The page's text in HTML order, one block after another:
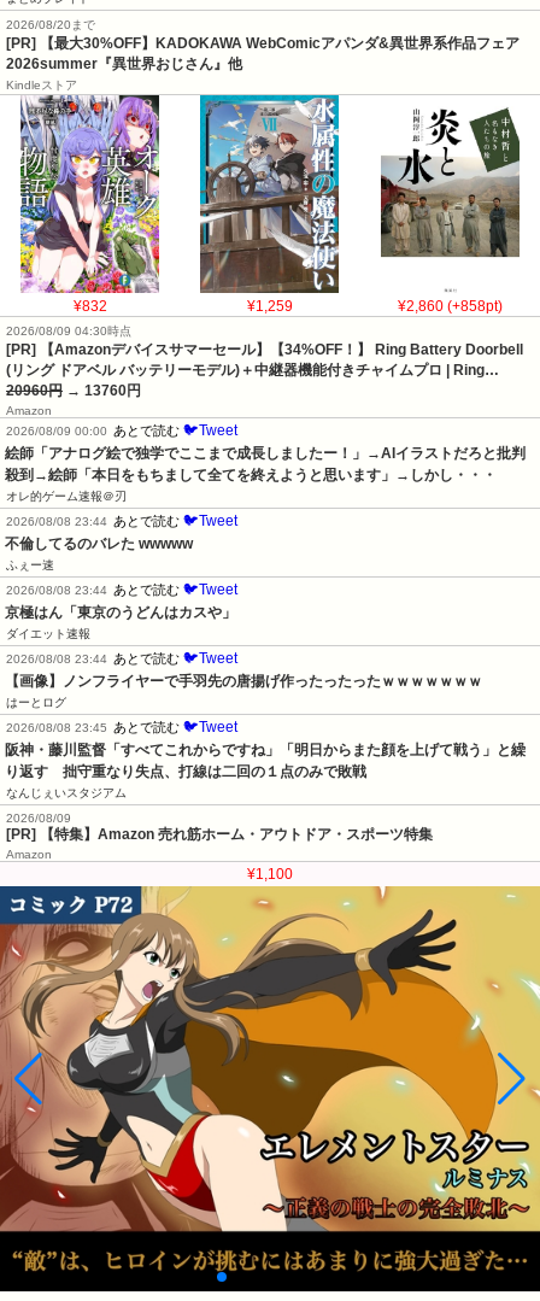
2026/08/20まで
[PR] 【最大30%OFF】KADOKAWA WebComicアパンダ&異世界系作品フェア
2026summer『異世界おじさん』他
Kindleストア
¥832 ¥1,259 ¥2,860 (+858pt)
2026/08/09 04:30時点
[PR] 【Amazonデバイスサマーセール】【34%OFF！】 Ring Battery Doorbell
(リング ドアベル バッテリーモデル)＋中継器機能付きチャイムプロ | Ring…
20960円 → 13760円
Amazon
2026/08/09 00:00
あとで読む 🐦Tweet
絵師「アナログ絵で独学でここまで成長しましたー！」→AIイラストだろと批判
殺到→絵師「本日をもちまして全てを終えようと思います」→しかし・・・
オレ的ゲーム速報＠刃
2026/08/08 23:44 あとで読む 🐦Tweet
不倫してるのバレた wwwww
ふぇー速
2026/08/08 23:44 あとで読む 🐦Tweet
京極はん「東京のうどんはカスや」
ダイエット速報
2026/08/08 23:44 あとで読む 🐦Tweet
【画像】ノンフライヤーで手羽先の唐揚げ作ったったったｗｗｗｗｗｗｗ
はーとログ
2026/08/08 23:45
あとで読む 🐦Tweet
阪神・藤川監督「すべてこれからですね」「明日からまた顔を上げて戦う」と繰
り返す　拙守重なり失点、打線は二回の１点のみで敗戦
なんじぇいスタジアム
2026/08/09
[PR] 【特集】Amazon 売れ筋ホーム・アウトドア・スポーツ特集
Amazon
¥1,100